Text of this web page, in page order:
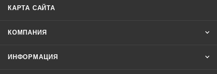
КАРТА САЙТА
КОМПАНИЯ
ИНФОРМАЦИЯ